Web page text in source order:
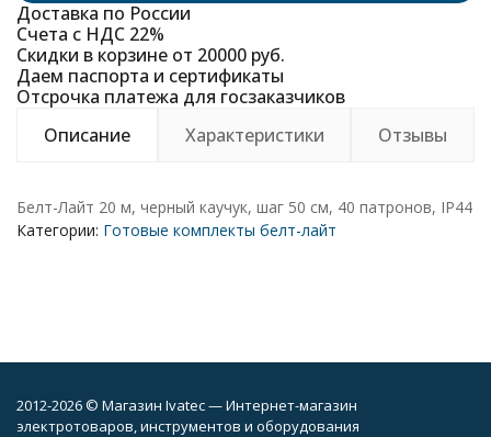
Доставка по России
Счета с НДС 22%
Скидки в корзине от 20000 руб.
Даем паспорта и сертификаты
Отсрочка платежа для госзаказчиков
Описание
Характеристики Отзывы
Белт-Лайт 20 м, черный каучук, шаг 50 см, 40 патронов, IP44
Категории: Готовые комплекты белт-лайт
2012-2026 © Магазин Ivatec — Интернет-магазин
электротоваров, инструментов и оборудования